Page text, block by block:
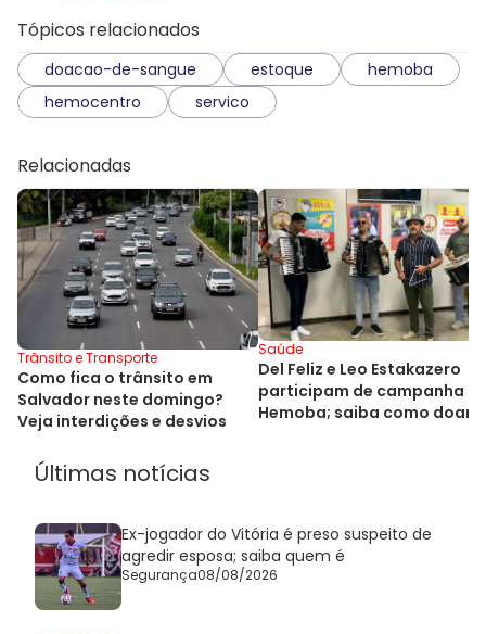
Tópicos relacionados
doacao-de-sangue estoque
hemoba
hemocentro
servico
Relacionadas
Trânsito e Transporte
Como fica o trânsito em
Salvador neste domingo?
Veja interdições e desvios
Saúde
Del Feliz e Leo Estakazero
participam de campanha
Hemoba; saiba como doar
Últimas notícias
Ex-jogador do Vitória é preso suspeito de
agredir esposa; saiba quem é
Segurança08/08/2026